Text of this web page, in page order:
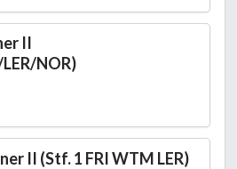
II
NOR)
II (Stf. 1 FRI WTM LER)